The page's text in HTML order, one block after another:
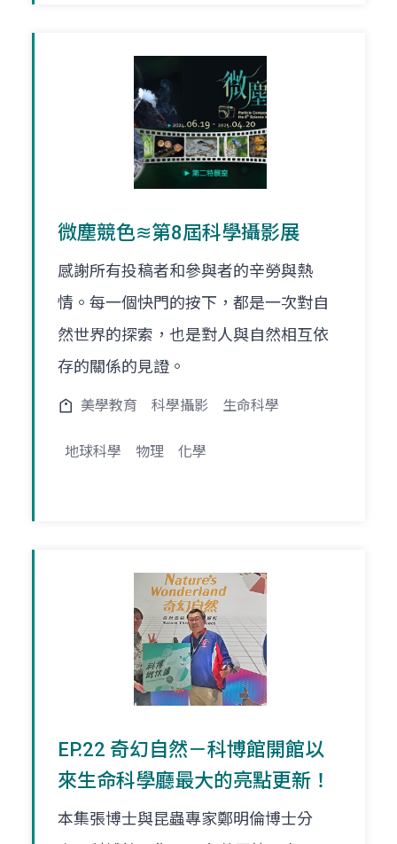
微塵競色≋第8屆科學攝影展
感謝所有投稿者和參與者的辛勞與熱
情。每一個快門的按下，都是一次對自
然世界的探索，也是對人與自然相互依
存的關係的見證。
美學教育 科學攝影 生命科學
地球科學 物理 化學
EP.22 奇幻自然－科博館開館以
來生命科學廳最大的亮點更新！
本集張博士與昆蟲專家鄭明倫博士分